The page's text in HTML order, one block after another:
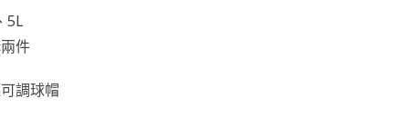
5L
件
調球帽